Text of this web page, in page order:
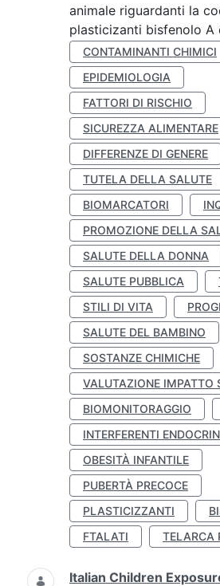
animale riguardanti la
plasticizanti bisfenolo A
CONTAMINANTI CHIMICI
EPIDEMIOLOGIA
FATTORI DI RISCHIO
SICUREZZA ALIMENTARE
DIFFERENZE DI GENERE
TUTELA DELLA SALUTE
BIOMARCATORI
PROMOZIONE DELLA
SALUTE DELLA DONNA
SALUTE PUBBLICA
STILI DI VITA
SALUTE DEL BAMBINO
SOSTANZE CHIMICHE
VALUTAZIONE IMPATTO
BIOMONITORAGGIO
INTERFERENTI
OBESITÀ INFANTILE
PUBERTÀ PRECOCE
PLASTICIZZANTI
FTALATI
TELARCA
Italian Children